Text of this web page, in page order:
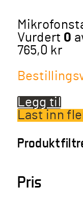
Vurdert 0
765,0 kr
Legg til
Last inn
Pris